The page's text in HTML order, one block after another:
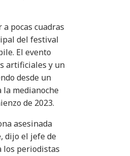
pocas cuadras
del festival
El evento
artificiales y un
desde un
la medianoche
de 2023.
asesinada
dijo el jefe de
los periodistas